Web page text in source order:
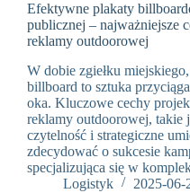
Efektywne plakaty
publicznej – najważniejsze
reklamy outdoorowej
W dobie zgiełku
billboard to sztuka
oka. Kluczowe cechy
reklamy outdoorowej, takie
czytelność i strategiczne
zdecydować o sukcesie
specjalizująca się w
Logistyk
2025-06-